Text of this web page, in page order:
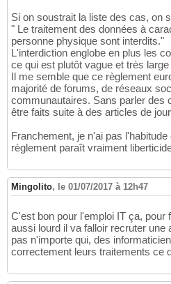
Si on soustrait la liste des cas, on
" Le traitement des données à
personne physique sont interdits."
L'interdiction englobe en plus les
ce qui est plutôt vague et très large
Il me semble que ce règlement
majorité de forums, de réseaux
communautaires. Sans parler des
être faits suite à des articles de
Franchement, je n'ai pas
règlement paraît vraiment
Mingolito, le 01/07/2017 à 12h47
C'est bon pour l'emploi IT ça, pour
aussi lourd il va falloir recruter une
pas n'importe qui, des
correctement leurs traitements ce